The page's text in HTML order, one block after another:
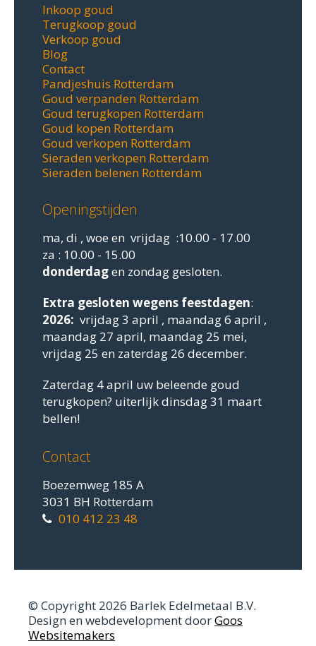
Inkoop goud
Terugkoop goud
Verkoop goud
Blog
Contact
Pandjeshuis Rotterdam
Goud verpanden Rotterdam
Goud terugkopen Rotterdam
Goud kopen Rotterdam
Goud verkopen Rotterdam
Sieraden verkopen Rotterdam
Sieraden belenen Rotterdam
Openingstijden
ma, di , woe en vrijdag :10.00 - 17.00
za : 10.00 - 15.00
donderdagen zondag gesloten.
Extra gesloten wegens feestdagen:
2026: vrijdag 3 april , maandag 6 april ,
maandag 27 april, maandag 25 mei,
vrijdag 25 en zaterdag 26 december.
Zaterdag 4 april uw beleende goud
terugkopen? uiterlijk dinsdag 31 maart
bellen!
Contact
Boezemweg 185 A
3031 BH Rotterdam
010 412 23 48
© Copyright 2026 Barlek Edelmetaal B.V.
Design en webdevelopment doorGoos
Websitemakers